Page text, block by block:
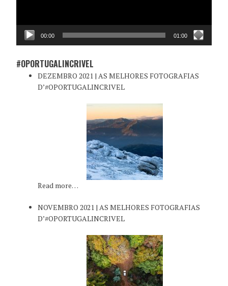
00:00 01:00
#OPORTUGALINCRIVEL
DEZEMBRO 2021 | AS MELHORES FOTOGRAFIAS
D’#OPORTUGALINCRIVEL
Read more…
NOVEMBRO 2021 | AS MELHORES FOTOGRAFIAS
D’#OPORTUGALINCRIVEL